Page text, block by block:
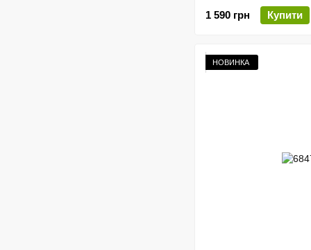
1 590 грн Купити
НОВИНКА